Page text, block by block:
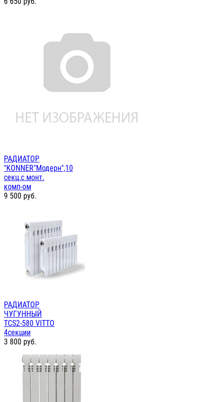
РАДИАТОР
"KONNER"Модерн",10
секц.с монт.
комп-ом
9 500 руб.
РАДИАТОР
ЧУГУННЫЙ
TCS2-580 VITTO
4секции
3 800 руб.